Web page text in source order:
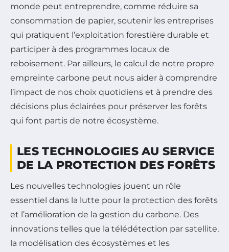
monde peut entreprendre, comme réduire sa
consommation de papier, soutenir les entreprises
qui pratiquent l’exploitation forestière durable et
participer à des programmes locaux de
reboisement. Par ailleurs, le calcul de notre propre
empreinte carbone peut nous aider à comprendre
l’impact de nos choix quotidiens et à prendre des
décisions plus éclairées pour préserver les forêts
qui font partis de notre écosystème.
LES TECHNOLOGIES AU SERVICE
DE LA PROTECTION DES FORÊTS
Les nouvelles technologies jouent un rôle
essentiel dans la lutte pour la protection des forêts
et l’amélioration de la gestion du carbone. Des
innovations telles que la télédétection par satellite,
la modélisation des écosystèmes et les